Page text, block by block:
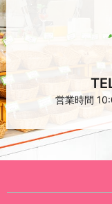
営業時間